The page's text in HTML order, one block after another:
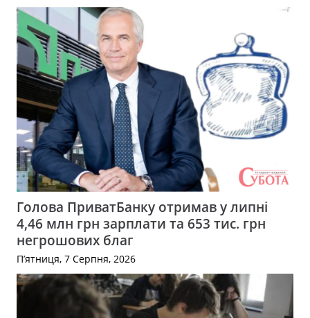
Голова ПриватБанку отримав у липні
4,46 млн грн зарплати та 653 тис. грн
негрошових благ
П’ятниця, 7 Серпня, 2026